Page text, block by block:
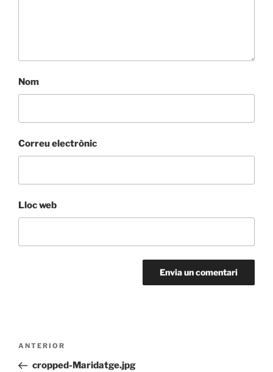
Nom
Correu electrònic
Lloc web
Navegació
Entrada
anterior
ANTERIOR
cropped-Maridatge.jpg